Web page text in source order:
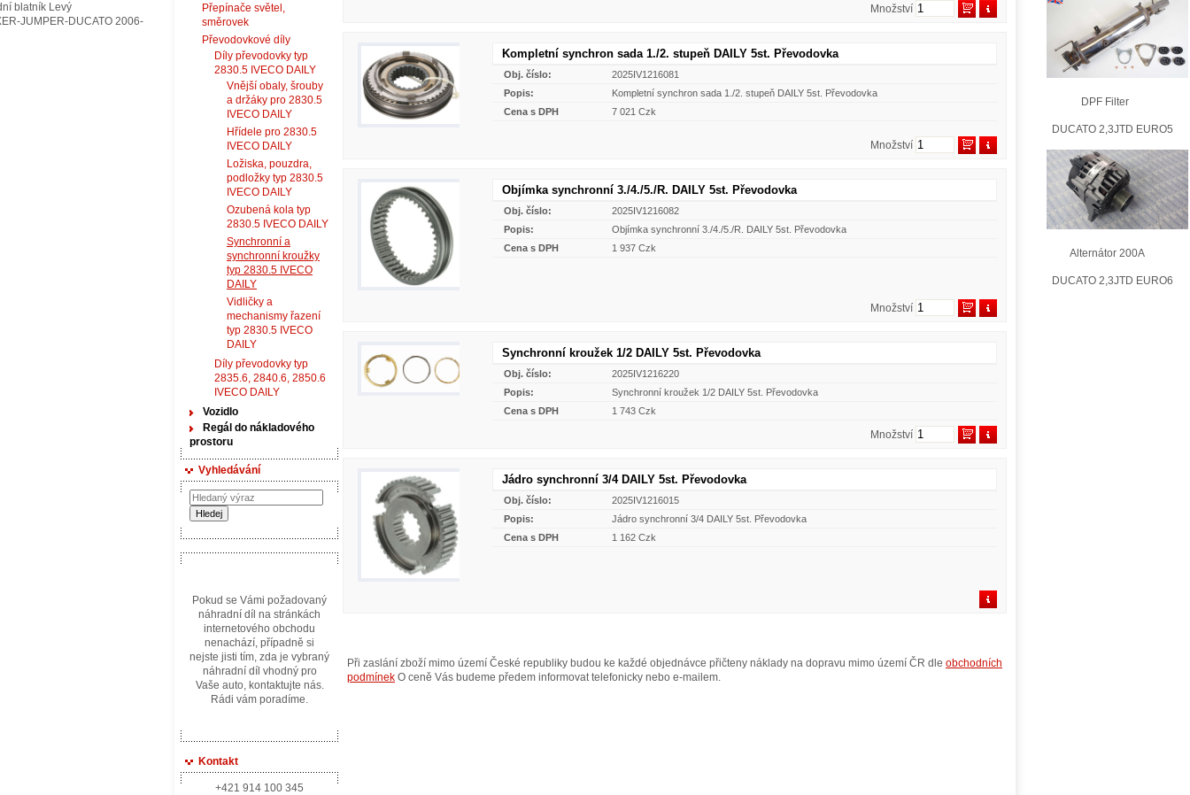
Přepínače světel,
směrovek
Převodovkové díly
Díly převodovky typ
2830.5 IVECO DAILY
Vnější obaly, šrouby
a držáky pro 2830.5
IVECO DAILY
Hřídele pro 2830.5
IVECO DAILY
Ložiska, pouzdra,
podložky typ 2830.5
IVECO DAILY
Ozubená kola typ
2830.5 IVECO DAILY
Synchronní a
synchronní kroužky
typ 2830.5 IVECO
DAILY
Vidličky a
mechanismy řazení
typ 2830.5 IVECO
DAILY
Díly převodovky typ
2835.6, 2840.6, 2850.6
IVECO DAILY
Vozidlo
Regál do nákladového
prostoru
Vyhledávání
Pokud se Vámi požadovaný
náhradní díl na stránkách
internetového obchodu
nenachází, případně si
nejste jisti tím, zda je vybraný
náhradní díl vhodný pro
Vaše auto, kontaktujte nás.
Rádi vám poradíme.
Kontakt
+421 914 100 345
Množství
Kompletní synchron sada 1./2. stupeň DAILY 5st. Převodovka
Obj. číslo:
2025IV1216081
Popis:
Kompletní synchron sada 1./2. stupeň DAILY 5st. Převodovka
Cena s DPH
7 021 Czk
Množství
Objímka synchronní 3./4./5./R. DAILY 5st. Převodovka
Obj. číslo:
2025IV1216082
Popis:
Objímka synchronní 3./4./5./R. DAILY 5st. Převodovka
Cena s DPH
1 937 Czk
Množství
Synchronní kroužek 1/2 DAILY 5st. Převodovka
Obj. číslo:
2025IV1216220
Popis:
Synchronní kroužek 1/2 DAILY 5st. Převodovka
Cena s DPH
1 743 Czk
Množství
Jádro synchronní 3/4 DAILY 5st. Převodovka
Obj. číslo:
2025IV1216015
Popis:
Jádro synchronní 3/4 DAILY 5st. Převodovka
Cena s DPH
1 162 Czk
Při zaslání zboží mimo území České republiky budou ke každé objednávce přičteny náklady na dopravu mimo území ČR dle obchodních
podmínek O ceně Vás budeme předem informovat telefonicky nebo e-mailem.
blatník Levý
JUMPER-DUCATO 2006-
DPF Filter
DUCATO 2,3JTD EURO5
Alternátor 200A
DUCATO 2,3JTD EURO6